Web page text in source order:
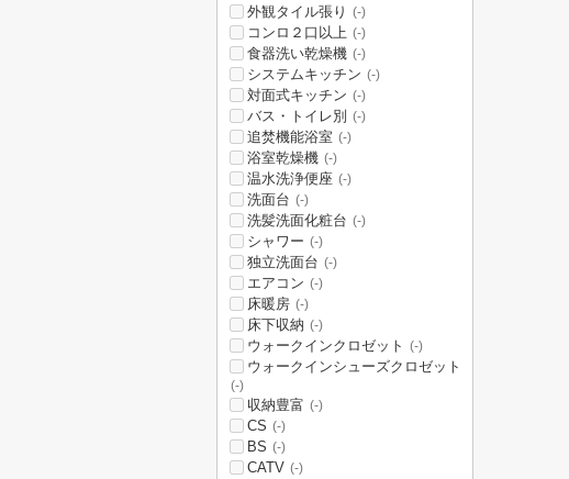
外観タイル張り (-)
コンロ２口以上 (-)
食器洗い乾燥機 (-)
システムキッチン (-)
対面式キッチン (-)
バス・トイレ別 (-)
追焚機能浴室 (-)
浴室乾燥機 (-)
温水洗浄便座 (-)
洗面台 (-)
洗髪洗面化粧台 (-)
シャワー (-)
独立洗面台 (-)
エアコン (-)
床暖房 (-)
床下収納 (-)
ウォークインクロゼット (-)
ウォークインシューズクロゼット
(-)
収納豊富 (-)
CS (-)
BS (-)
CATV (-)